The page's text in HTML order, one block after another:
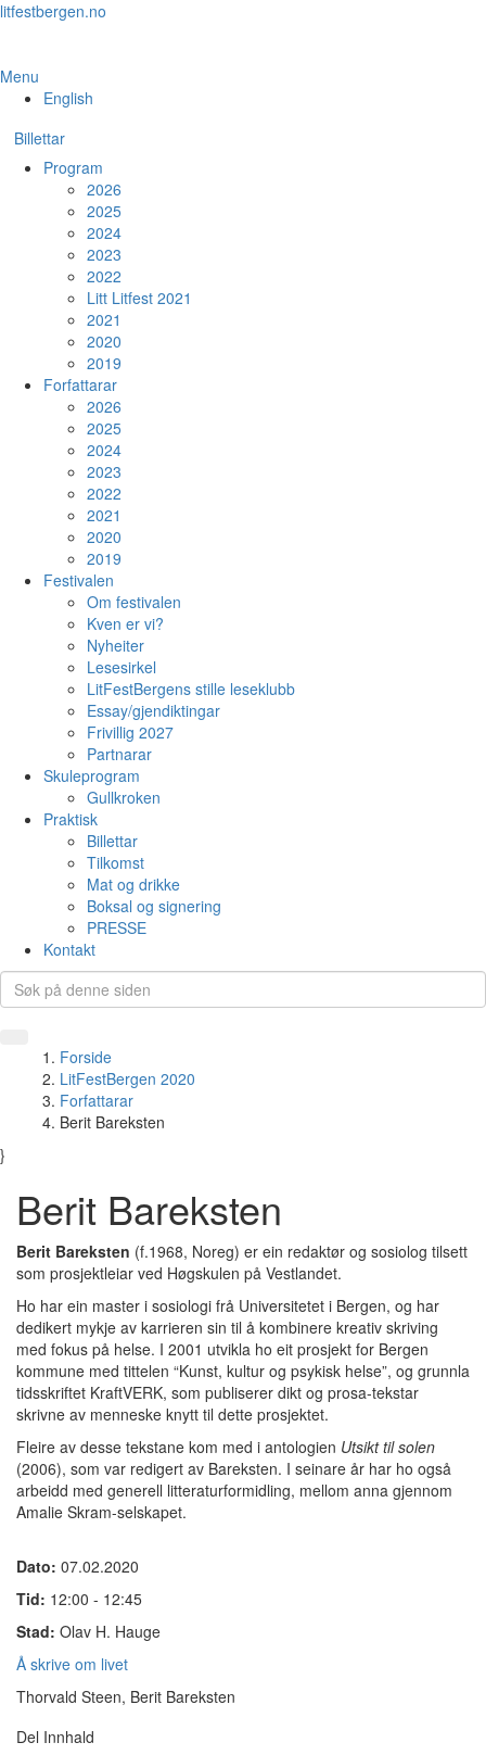
Skip
content
litfestbergen.no
Menu
English
Billettar
Program
2026
2025
2024
2023
2022
Litt Litfest 2021
2021
2020
2019
Forfattarar
2026
2025
2024
2023
2022
2021
2020
2019
Festivalen
Om festivalen
Kven er vi?
Nyheiter
Lesesirkel
LitFestBergens stille leseklubb
Essay/gjendiktingar
Frivillig 2027
Partnarar
Skuleprogram
Gullkroken
Praktisk
Billettar
Tilkomst
Mat og drikke
Boksal og signering
PRESSE
Kontakt
Forside
LitFestBergen 2020
Forfattarar
Berit Bareksten
}
Berit Bareksten
Berit Bareksten (f.1968, Noreg) er ein redaktør og sosiolog tilsett
som prosjektleiar ved Høgskulen på Vestlandet.
Ho har ein master i sosiologi frå Universitetet i Bergen, og har
dedikert mykje av karrieren sin til å kombinere kreativ skriving
med fokus på helse. I 2001 utvikla ho eit prosjekt for Bergen
kommune med tittelen “Kunst, kultur og psykisk helse”, og grunnla
tidsskriftet KraftVERK, som publiserer dikt og prosa-tekstar
skrivne av menneske knytt til dette prosjektet.
Fleire av desse tekstane kom med i antologien Utsikt til solen
(2006), som var redigert av Bareksten. I seinare år har ho også
arbeidd med generell litteraturformidling, mellom anna gjennom
Amalie Skram-selskapet.
Dato: 07.02.2020
Tid: 12:00 - 12:45
Stad: Olav H. Hauge
Å skrive om livet
Thorvald Steen, Berit Bareksten
Del Innhald